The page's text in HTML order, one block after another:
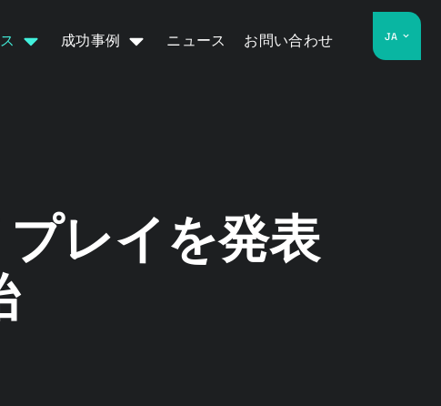
成功事例 ニュース お問い合わせ JA
レイを発表